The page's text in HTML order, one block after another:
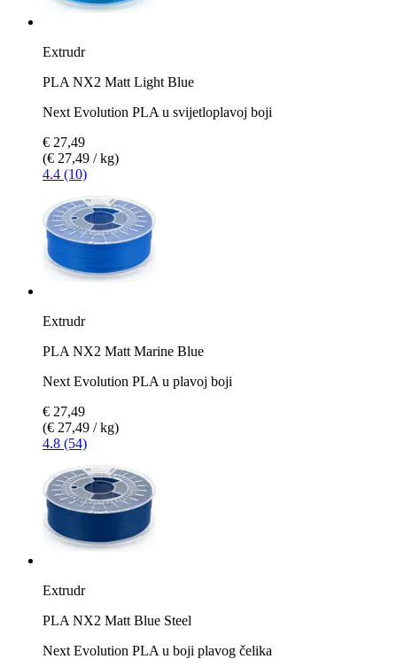
Extrudr
PLA NX2 Matt Light Blue
Next Evolution PLA u svijetloplavoj boji
€ 27,49
(€ 27,49 / kg)
4.4 (10)
Extrudr
PLA NX2 Matt Marine Blue
Next Evolution PLA u plavoj boji
€ 27,49
(€ 27,49 / kg)
4.8 (54)
Extrudr
PLA NX2 Matt Blue Steel
Next Evolution PLA u boji plavog čelika